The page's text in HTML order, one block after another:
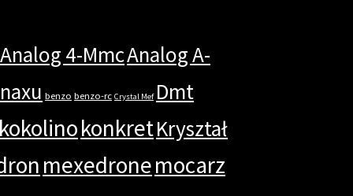
Analog 4-MmcAnalog A-
benzo benzo-rc Crystal Mef Dmt
konkretKryształ
mexedronemocarz